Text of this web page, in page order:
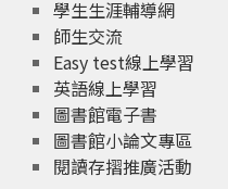
學生生涯輔導網
師生交流
Easy test線上學習
英語線上學習
圖書館電子書
圖書館小論文專區
閱讀存摺推廣活動